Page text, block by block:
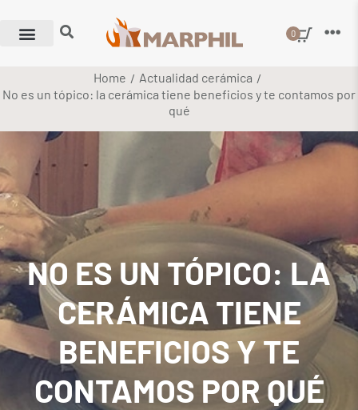
0
Home / Actualidad cerámica /
No es un tópico: la cerámica tiene beneficios y te contamos por
qué
NO ES UN TÓPICO: LA
CERÁMICA TIENE
BENEFICIOS Y TE
CONTAMOS POR QUÉ